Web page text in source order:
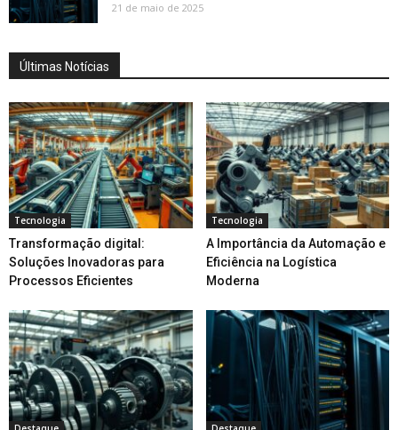
21 de maio de 2025
Últimas Notícias
Tecnologia
Transformação digital:
Soluções Inovadoras para
Processos Eficientes
Tecnologia
A Importância da Automação e
Eficiência na Logística
Moderna